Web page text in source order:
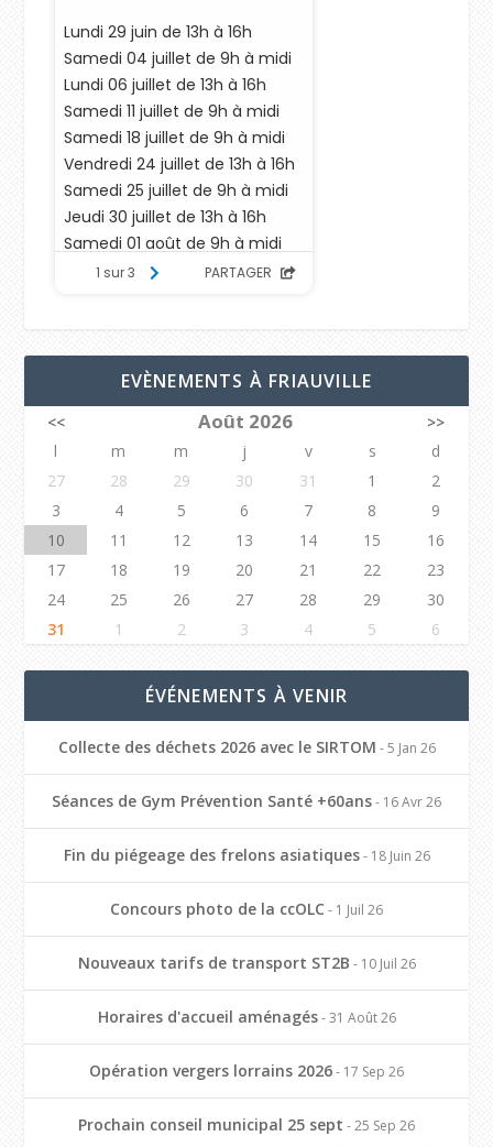
EVÈNEMENTS À FRIAUVILLE
<< Août 2026
>>
l
m m j v s
d
27
28 29 30 31 1
2
3
4 5 6 7 8
9
10
11 12 13 14 15
16
17
18 19 20 21 22
23
24
25 26 27 28 29
30
31
1 2 3 4 5 6
ÉVÉNEMENTS À VENIR
Collecte des déchets 2026 avec le SIRTOM - 5 Jan 26
Séances de Gym Prévention Santé +60ans- 16 Avr 26
Fin du piégeage des frelons asiatiques- 18 Juin 26
Concours photo de la ccOLC - 1 Juil 26
Nouveaux tarifs de transport ST2B - 10 Juil 26
Horaires d'accueil aménagés- 31 Août 26
Opération vergers lorrains 2026- 17 Sep 26
Prochain conseil municipal 25 sept - 25 Sep 26